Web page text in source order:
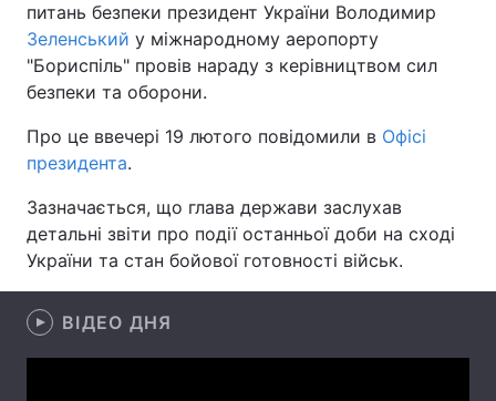
Україна Політика
Економіка Світ
Техно і зв'язок
Зброя Інциденти
Здоров'я Туризм
Цікавинки
питань безпеки президент України Володимир
Зеленський у міжнародному аеропорту
"Бориспіль" провів нараду з керівництвом сил
безпеки та оборони.
Про це ввечері 19 лютого повідомили в Офісі
президента.
Зазначається, що глава держави заслухав
детальні звіти про події останньої доби на сході
України та стан бойової готовності військ.
ВІДЕО ДНЯ